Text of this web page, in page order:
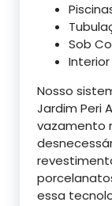
Sob
Nosso
Jardim Peri
vazamento
essa